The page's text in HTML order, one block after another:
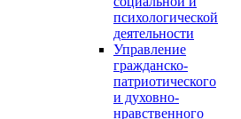
психологической
деятельности
Управление
гражданско-
патриотического
и духовно-
нравственного